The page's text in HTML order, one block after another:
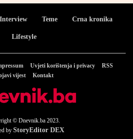
Interview Teme Crna kronika
Lifestyle
Uvjeti korištenja i privacy
RSS
vijest
Kontakt
© Dnevnik.ba 2023.
by StoryEditor DEX